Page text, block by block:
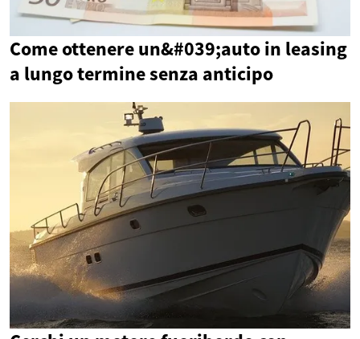
Come ottenere un&#039;auto in leasing
a lungo termine senza anticipo